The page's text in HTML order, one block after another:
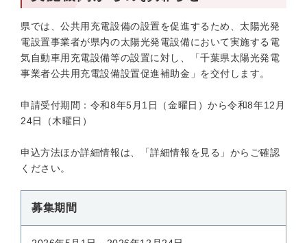
県では、公共用充電設備の設置を促進するため、太陽光発
電設置事業者が県内の太陽光発電設備において実施する電
気自動車用充電設備等の設置に対し、「千葉県太陽光発電
事業者公共用充電設備設置促進補助金」を交付します。
申請受付期間：令和8年5月1日（金曜日）から令和8年12月
24日（木曜日）
申込方法ほか詳細情報は、「詳細情報を見る」からご確認
ください。
募集期間